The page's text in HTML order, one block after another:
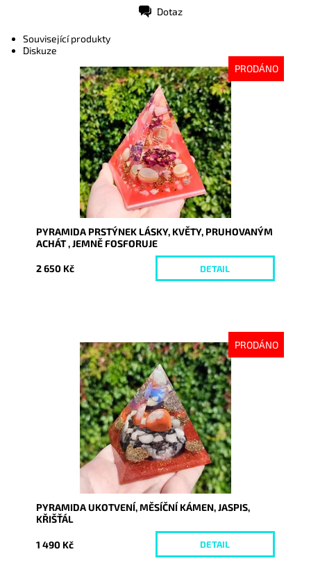
Dotaz
Související produkty
Diskuze
PRODÁNO
Dostupnost:
Vyprodáno
9210
PYRAMIDA PRSTÝNEK LÁSKY, KVĚTY, PRUHOVANÝM
ACHÁT , JEMNĚ FOSFORUJE
2 650 Kč DETAIL
PRODÁNO
Dostupnost:
Vyprodáno
9211
PYRAMIDA UKOTVENÍ, MĚSÍČNÍ KÁMEN, JASPIS,
KŘIŠŤÁL
1 490 Kč DETAIL